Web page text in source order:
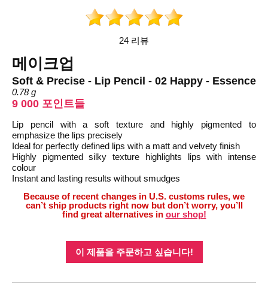
24 리뷰
메이크업
Soft & Precise - Lip Pencil - 02 Happy - Essence
0.78 g
9 000 포인트들
Lip pencil with a soft texture and highly pigmented to
emphasize the lips precisely
Ideal for perfectly defined lips with a matt and velvety finish
Highly pigmented silky texture highlights lips with intense
colour
Instant and lasting results without smudges
Because of recent changes in U.S. customs rules, we
can’t ship products right now but don’t worry, you’ll
find great alternatives in our shop!
이 제품을 주문하고 싶습니다!